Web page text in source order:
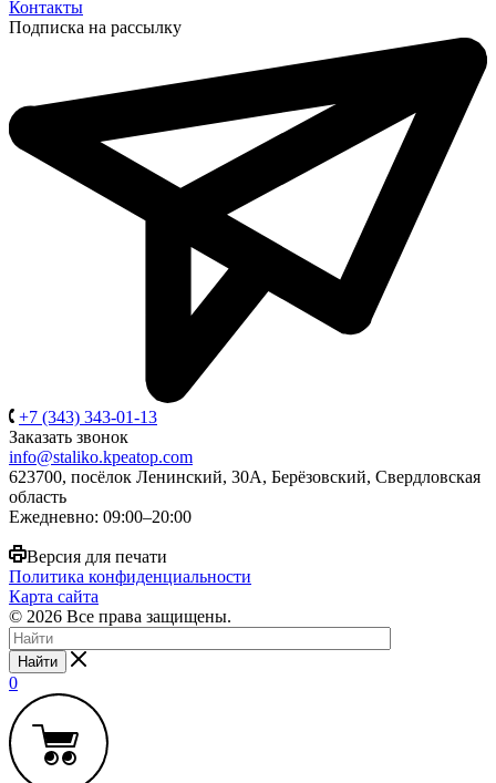
Контакты
Подписка на рассылку
+7 (343) 343-01-13
Заказать звонок
info@staliko.kpeatop.com
623700, посёлок Ленинский, 30А, Берёзовский, Свердловская
область
Ежедневно: 09:00–20:00
Версия для печати
Политика конфиденциальности
Карта сайта
© 2026 Все права защищены.
Найти
0